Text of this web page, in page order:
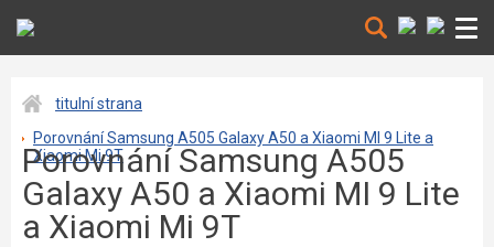
titulní strana
Porovnání Samsung A505 Galaxy A50 a Xiaomi MI 9 Lite a
Xiaomi Mi 9T
Porovnání Samsung A505
Galaxy A50 a Xiaomi MI 9 Lite
a Xiaomi Mi 9T